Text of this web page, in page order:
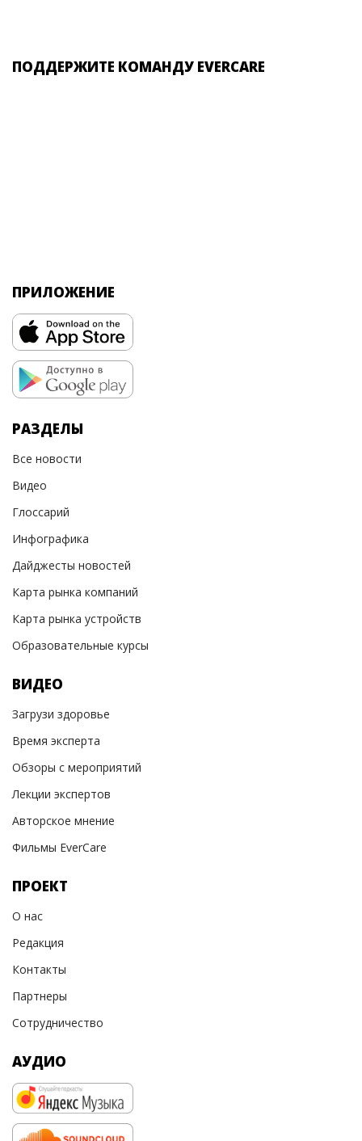
ПОДДЕРЖИТЕ КОМАНДУ EVERCARE
ПРИЛОЖЕНИЕ
РАЗДЕЛЫ
Все новости
Видео
Глоссарий
Инфографика
Дайджесты новостей
Карта рынка компаний
Карта рынка устройств
Образовательные курсы
ВИДЕО
Загрузи здоровье
Время эксперта
Обзоры с мероприятий
Лекции экспертов
Авторское мнение
Фильмы EverCare
ПРОЕКТ
О нас
Редакция
Контакты
Партнеры
Сотрудничество
АУДИО